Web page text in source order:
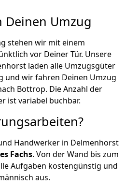
Deinen Umzug
stehen wir mit einem
vor Deiner Tür. Unsere
laden alle Umzugsgüter
und wir fahren Deinen Umzug
Bottrop. Die Anzahl der
ist variabel buchbar.
Handwerker in Delmenhorst
Fachs. Von der Wand bis zum
Aufgaben kostengünstig und
aus.